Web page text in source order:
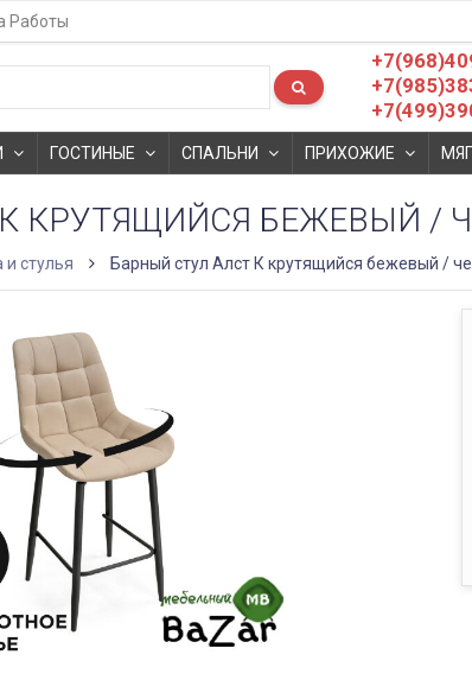
Работы
ГОСТИНЫЕ СПАЛЬНИ ПРИХОЖИЕ
КРУТЯЩИЙСЯ БЕЖЕВЫЙ /
и стулья Барный стул Алст К крутящийся бежевый /